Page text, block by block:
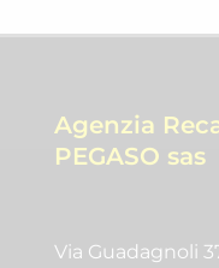
Agenzia
PEGASO sas
Via Guadagnoli